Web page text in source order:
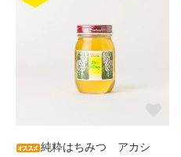
純粋はちみつ アカシ